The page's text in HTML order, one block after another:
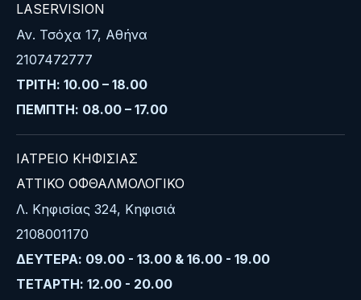
LASERVISION
Αν. Τσόχα 17, Αθήνα
2107472777
ΤΡΙΤΗ: 10.00 – 18.00
ΠΕΜΠΤΗ: 08.00 – 17.00
ΙΑΤΡΕΙΟ ΚΗΦΙΣΙΑΣ
ΑΤΤΙΚΟ ΟΦΘΑΛΜΟΛΟΓΙΚΟ
Λ. Κηφισίας 324, Κηφισιά
2108001170
ΔΕΥΤΕΡΑ: 09.00 - 13.00 & 16.00 - 19.00
ΤΕΤΑΡΤΗ: 12.00 - 20.00